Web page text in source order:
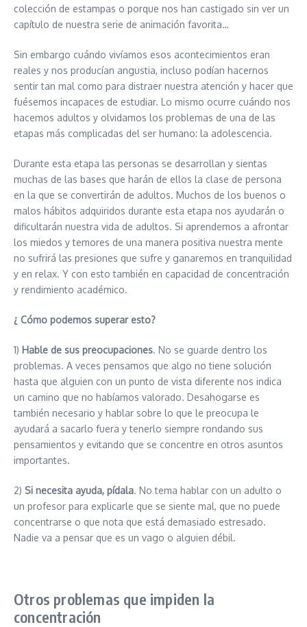
colección de estampas o porque nos han castigado sin ver un
capítulo de nuestra serie de animación favorita…
Sin embargo cuándo vivíamos esos acontecimientos eran
reales y nos producían angustia, incluso podían hacernos
sentir tan mal como para distraer nuestra atención y hacer que
fuésemos incapaces de estudiar. Lo mismo ocurre cuándo nos
hacemos adultos y olvidamos los problemas de una de las
etapas más complicadas del ser humano: la adolescencia.
Durante esta etapa las personas se desarrollan y sientas
muchas de las bases que harán de ellos la clase de persona
en la que se convertirán de adultos. Muchos de los buenos o
malos hábitos adquiridos durante esta etapa nos ayudarán o
dificultarán nuestra vida de adultos. Si aprendemos a afrontar
los miedos y temores de una manera positiva nuestra mente
no sufrirá las presiones que sufre y ganaremos en tranquilidad
y en relax. Y con esto también en capacidad de concentración
y rendimiento académico.
¿ Cómo podemos superar esto?
1) Hable de sus preocupaciones. No se guarde dentro los
problemas. A veces pensamos que algo no tiene solución
hasta que alguien con un punto de vista diferente nos indica
un camino que no habíamos valorado. Desahogarse es
también necesario y hablar sobre lo que le preocupa le
ayudará a sacarlo fuera y tenerlo siempre rondando sus
pensamientos y evitando que se concentre en otros asuntos
importantes.
2) Si necesita ayuda, pídala. No tema hablar con un adulto o
un profesor para explicarle que se siente mal, que no puede
concentrarse o que nota que está demasiado estresado.
Nadie va a pensar que es un vago o alguien débil.
Otros problemas que impiden la
concentración